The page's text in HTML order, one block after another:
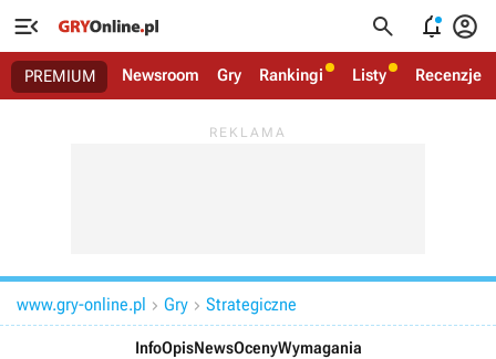
   
PREMIUM Newsroom Gry Rankingi Listy Recenzje
www.gry-online.pl  Gry  Strategiczne
InfoOpisNewsOcenyWymagania